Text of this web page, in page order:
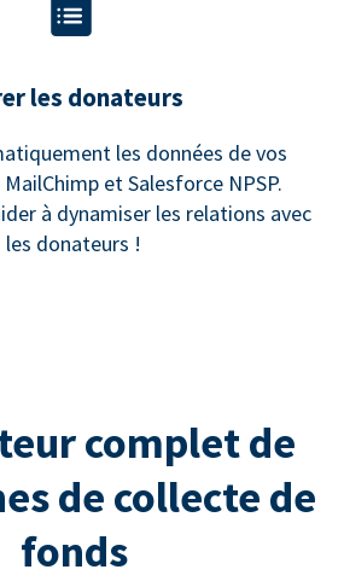
les donateurs
les données de vos
et Salesforce NPSP.
à dynamiser les relations avec
les donateurs !
complet de
de collecte de
fonds